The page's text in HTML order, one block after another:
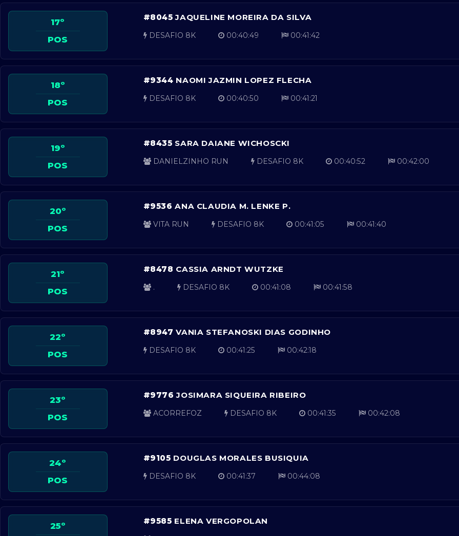
17º
POS
#8045JAQUELINE MOREIRA DA SILVA
DESAFIO 8K 00:40:49 00:41:42
18º
POS
#9344 NAOMI JAZMIN LOPEZ FLECHA
DESAFIO 8K 00:40:50 00:41:21
19º
POS
#8435 SARA DAIANE WICHOSCKI
DANIELZINHO RUN DESAFIO 8K 00:40:52 00:42:00
20º
POS
#9536ANA CLAUDIA M. LENKE P.
VITA RUN DESAFIO 8K 00:41:05 00:41:40
21º
POS
#8478 CASSIA ARNDT WUTZKE
. DESAFIO 8K 00:41:08 00:41:58
22º
POS
#8947VANIA STEFANOSKI DIAS GODINHO
DESAFIO 8K 00:41:25 00:42:18
23º
POS
#9776JOSIMARA SIQUEIRA RIBEIRO
ACORREFOZ DESAFIO 8K 00:41:35 00:42:08
24º
POS
#9105 DOUGLAS MORALES BUSIQUIA
DESAFIO 8K 00:41:37 00:44:08
25º #9585 ELENA VERGOPOLAN